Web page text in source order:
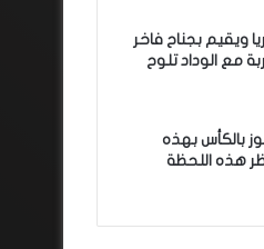
شهريا ويقيم بجناح فاخر
مع الوداد تلوح
بالكأس بهذه
هذه اللحظة